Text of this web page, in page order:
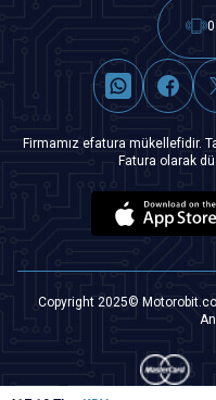
Firmamız efatura mükellefidir.
Fatura olarak
Copyright 2025©